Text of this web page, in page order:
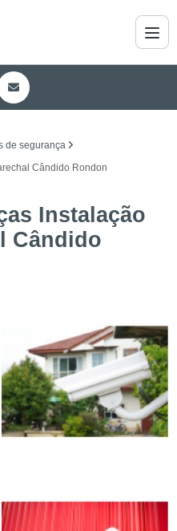
de segurança
Cândido Rondon
Instalação
Cândido